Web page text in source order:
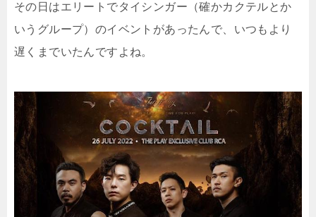
その日はエリートでタイシンガー（確かカクテルとか
いうグループ）のイベントがあったんで、いつもより
遅くまでいたんですよね。